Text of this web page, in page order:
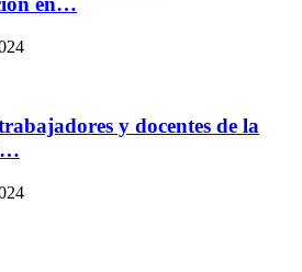
y docentes de la